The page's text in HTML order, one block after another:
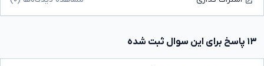
۱۳ پاسخ برای این سوال ثبت شده